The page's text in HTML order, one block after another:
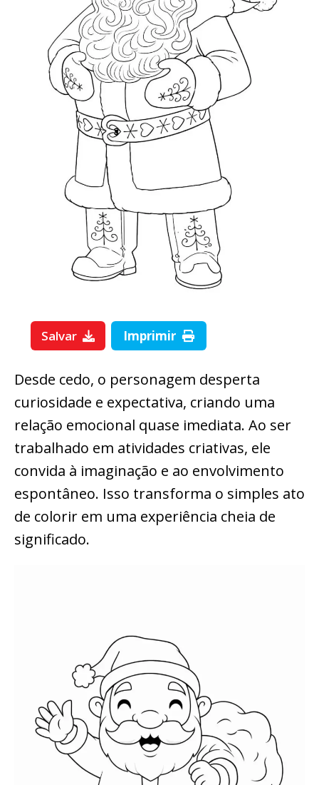
Salvar Imprimir
Desde cedo, o personagem desperta
curiosidade e expectativa, criando uma
relação emocional quase imediata. Ao ser
trabalhado em atividades criativas, ele
convida à imaginação e ao envolvimento
espontâneo. Isso transforma o simples ato
de colorir em uma experiência cheia de
significado.